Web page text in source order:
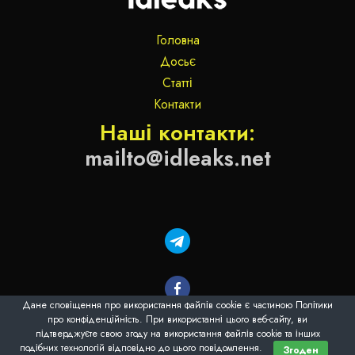
напрямок, пов’язаний з імпортом преміальних
елітної електротехніки Bang & Olufsen.
З листопада 2010 року одружений з Катериною
Горіною — дочкою народного депутата від Партії
регіонів Ірини Горіної. Їхній шлюб тривав п’ять
Головна
Досьє
Статті
Контакти
Наші контакти:
mailto@idleaks.net
Дане сповіщення про використання файлів cookie є частиною Політики
про конфіденційність. При використанні цього веб-сайту, ви
підтверджуєте свою згоду на використання файлів cookie та інших
подібних технологій відповідно до цього повідомлення.
Згоден